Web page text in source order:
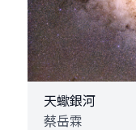
天蠍銀河
蔡岳霖